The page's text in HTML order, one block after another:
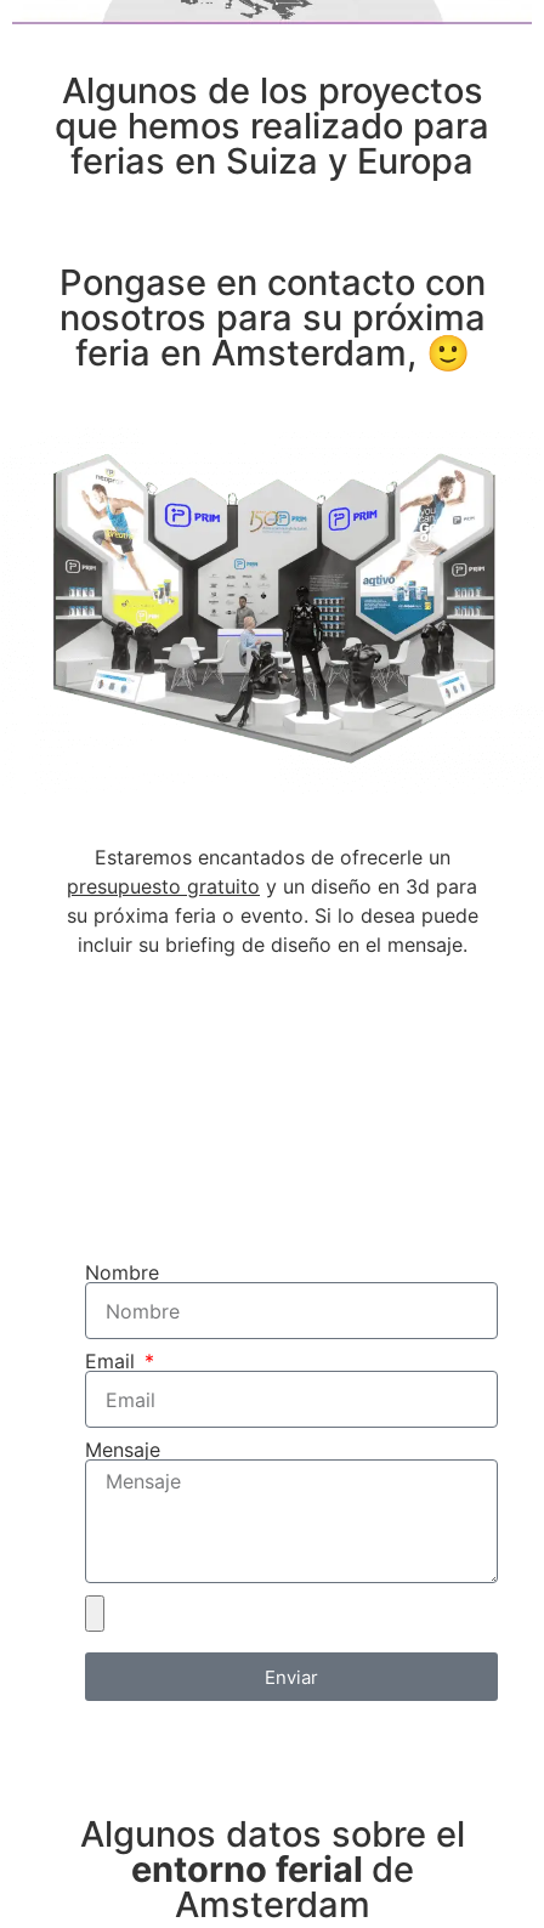
Algunos de los proyectos
que hemos realizado para
ferias en Suiza y Europa
Pongase en contacto con
nosotros para su próxima
feria en Amsterdam, 🙂
Estaremos encantados de ofrecerle un
presupuesto gratuito y un diseño en 3d para
su próxima feria o evento. Si lo desea puede
incluir su briefing de diseño en el mensaje.
Nombre
Email
Mensaje
Enviar
Algunos datos sobre el
entorno ferial de
Amsterdam